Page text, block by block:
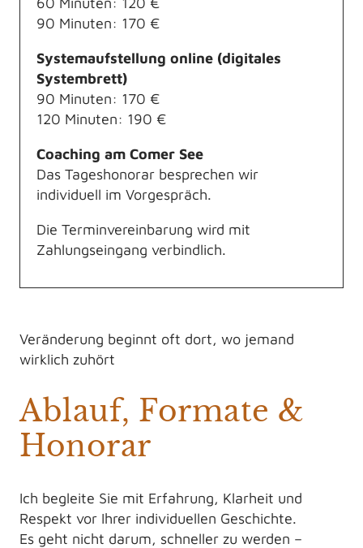
90 Minuten: 170 €
Systemaufstellung online (digitales
Systembrett)
90 Minuten: 170 €
120 Minuten: 190 €
Coaching am Comer See
Das Tageshonorar besprechen wir
individuell im Vorgespräch.
Die Terminvereinbarung wird mit
Zahlungseingang verbindlich.
Veränderung beginnt oft dort, wo jemand
wirklich zuhört
Ablauf, Formate &
Honorar
Ich begleite Sie mit Erfahrung, Klarheit und
Respekt vor Ihrer individuellen Geschichte.
Es geht nicht darum, schneller zu werden –